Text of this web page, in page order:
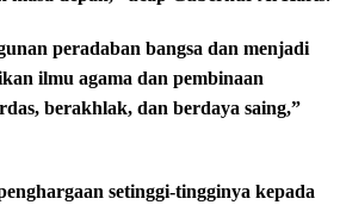
peradaban bangsa dan menjadi
ilmu agama dan pembinaan
berakhlak, dan berdaya saing,”
setinggi-tingginya kepada